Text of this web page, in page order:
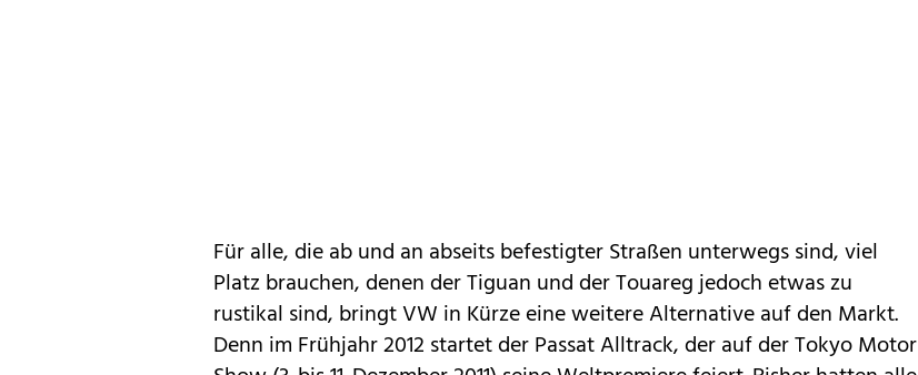
Für alle, die ab und an abseits befestigter Straßen unterwegs sind, viel
Platz brauchen, denen derTiguan und derTouaregjedoch etwas zu
rustikal sind, bringtVW in Kürze eine weitere Alternative auf den Markt.
Denn im Frühjahr 2012 startet derPassatAlltrack, der auf der Tokyo Motor